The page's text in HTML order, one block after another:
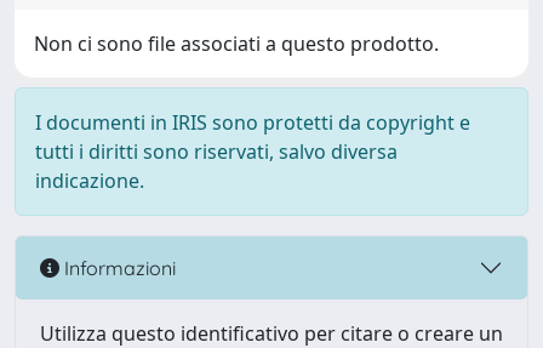
Non ci sono file associati a questo prodotto.
I documenti in IRIS sono protetti da copyright e
tutti i diritti sono riservati, salvo diversa
indicazione.
Informazioni
Utilizza questo identificativo per citare o creare un